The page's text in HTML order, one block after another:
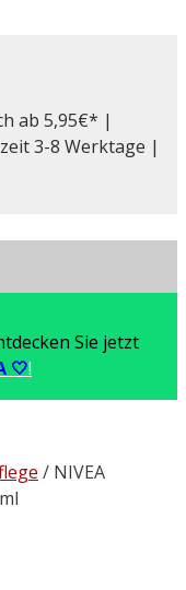
ab 5,95€* |
3-8 Werktage |
Sie jetzt
🤍!
/ NIVEA